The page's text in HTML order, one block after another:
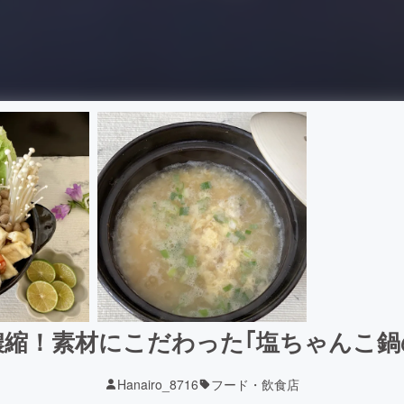
！素材にこだわった｢塩ちゃんこ
Hanairo_8716 フード・飲食店